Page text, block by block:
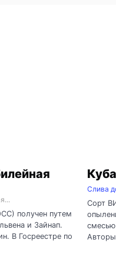
получен путем
и Зайнап.
В Госреестре по
Слива
Сорт